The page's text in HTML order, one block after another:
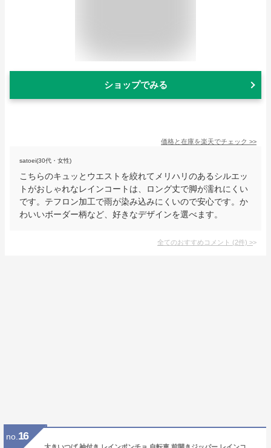
ショップでみる
価格と在庫を楽天でチェック >>
satoei(30代・女性)
こちらのキュッとウエストを絞れてメリハリのあるシルエッ
トがおしゃれなレインコートは、ロング丈で脚が濡れにくい
です。テフロン加工で雨が染み込みにくいので安心です。か
わいいボーダー柄など、好きなデザインを選べます。
全てのおすすめコメント (2件) >
no. 16